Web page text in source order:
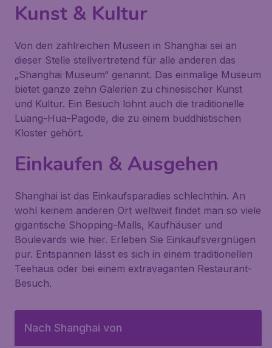
Kunst & Kultur
Von den zahlreichen Museen in Shanghai sei an
dieser Stelle stellvertretend für alle anderen das
„Shanghai Museum“ genannt. Das einmalige Museum
bietet ganze zehn Galerien zu chinesischer Kunst
und Kultur. Ein Besuch lohnt auch die traditionelle
Luang-Hua-Pagode, die zu einem buddhistischen
Kloster gehört.
Einkaufen & Ausgehen
Shanghai ist das Einkaufsparadies schlechthin. An
wohl keinem anderen Ort weltweit findet man so viele
gigantische Shopping-Malls, Kaufhäuser und
Boulevards wie hier. Erleben Sie Einkaufsvergnügen
pur. Entspannen lässt es sich in einem traditionellen
Teehaus oder bei einem extravaganten Restaurant-
Besuch.
Nach Shanghai von